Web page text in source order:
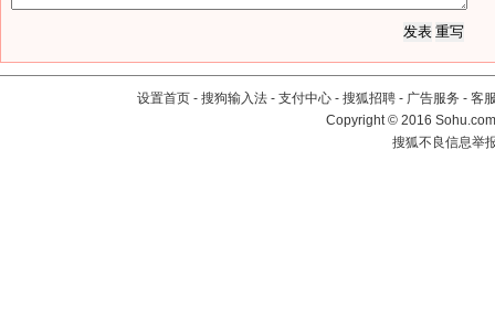
设置首页 - 搜狗输入法 - 支付中心 - 搜狐招聘 - 广告服务 - 客
Copyright©2016
搜狐不良信息举